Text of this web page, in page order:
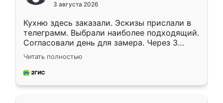
3 августа 2026
Кухню здесь заказали. Эскизы прислали в
телеграмм. Выбрали наиболее подходящий.
Согласовали день для замера. Через 3
недели кухня была уже готова. Остались
довольны работой. Спасибо Ренессанс
мебель за качественную работу!
Читать полностью